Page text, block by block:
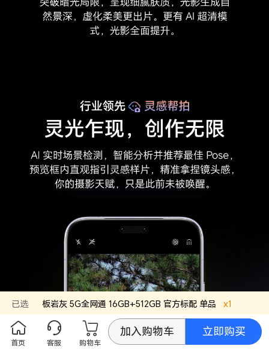
已选 板岩灰 5G全网通 16GB+512GB 官方标配 单品 x1
首页 客服 购物车
加入购物车 立即购买